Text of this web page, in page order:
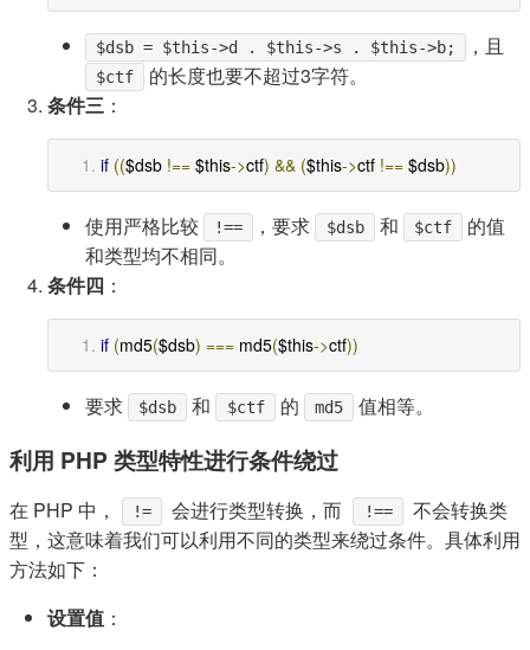
$dsb = $this->d . $this->s . $this->b; ，且
$ctf
的长度也要不超过3字符。
条件三 ：
if (($dsb !== $this->ctf) && ($this->ctf !== $dsb))
使用严格比较 !== ，要求 $dsb 和 $ctf
的值
和类型均不相同。
条件四 ：
if (md5($dsb) === md5($this->ctf))
要求 $dsb 和 $ctf 的 md5 值相等。
利用 PHP 类型特性进行条件绕过
在 PHP 中， != 会进行类型转换，而 !==
不会转换类
型，这意味着我们可以利用不同的类型来绕过条件。具体利用
方法如下：
设置值 ：